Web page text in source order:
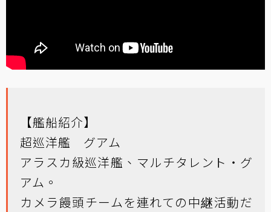
【艦船紹介】
超巡洋艦 グアム
アラスカ級巡洋艦、マルチタレント・グ
アム。
カメラ饅頭チームを連れての中継活動だ